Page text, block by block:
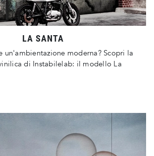
LA SANTA
un'ambientazione moderna? Scopri la
di Instabilelab: il modello La